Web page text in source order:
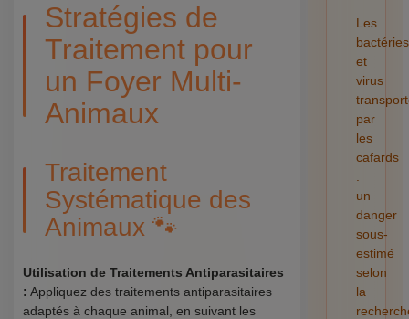
Stratégies de
Traitement pour
un Foyer Multi-
Animaux
Traitement
Systématique des
Animaux 🐾
Utilisation de Traitements Antiparasitaires
: Appliquez des traitements antiparasitaires
adaptés à chaque animal, en suivant les
Les
bactéries
et
virus
par
les
cafards
:
un
danger
sous-
estimé
selon
la